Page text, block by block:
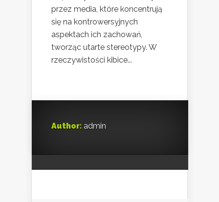
przez media, które koncentrują
się na kontrowersyjnych
aspektach ich zachowań,
tworząc utarte stereotypy. W
rzeczywistości kibice...
Author: admin